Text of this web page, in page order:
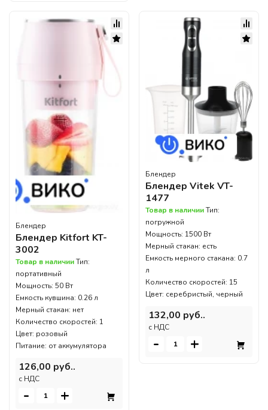
Блендер
Блендер Kitfort KT-
3002
Товар в наличииТип:
портативный
Мощность: 50 Вт
Емкость кувшина: 0.26 л
Мерный стакан: нет
Количество скоростей: 1
Цвет: розовый
Питание: от аккумулятора
126,00 руб..
c НДС
- +
Блендер
Блендер Vitek VT-
1477
Товар в наличииТип:
погружной
Мощность: 1500 Вт
Мерный стакан: есть
Емкость мерного стакана: 0.7
л
Количество скоростей: 15
Цвет: серебристый, черный
132,00 руб..
c НДС
- +